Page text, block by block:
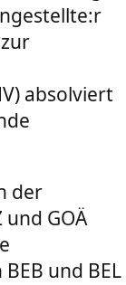
absolviert
der
und GOÄ
und BEL